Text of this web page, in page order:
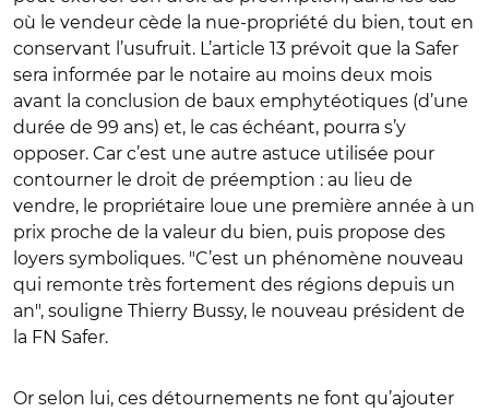
où le vendeur cède la nue-propriété du bien, tout en
conservant l’usufruit. L’article 13 prévoit que la Safer
sera informée par le notaire au moins deux mois
avant la conclusion de baux emphytéotiques (d’une
durée de 99 ans) et, le cas échéant, pourra s’y
opposer. Car c’est une autre astuce utilisée pour
contourner le droit de préemption : au lieu de
vendre, le propriétaire loue une première année à un
prix proche de la valeur du bien, puis propose des
loyers symboliques. "C’est un phénomène nouveau
qui remonte très fortement des régions depuis un
an", souligne Thierry Bussy, le nouveau président de
la FN Safer.
Or selon lui, ces détournements ne font qu’ajouter